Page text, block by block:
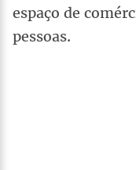
espaço de
pessoas.